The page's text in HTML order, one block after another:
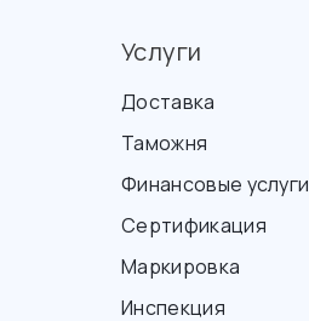
Услуги
Доставка
Таможня
Финансовые услуги
Сертификация
Маркировка
Инспекция